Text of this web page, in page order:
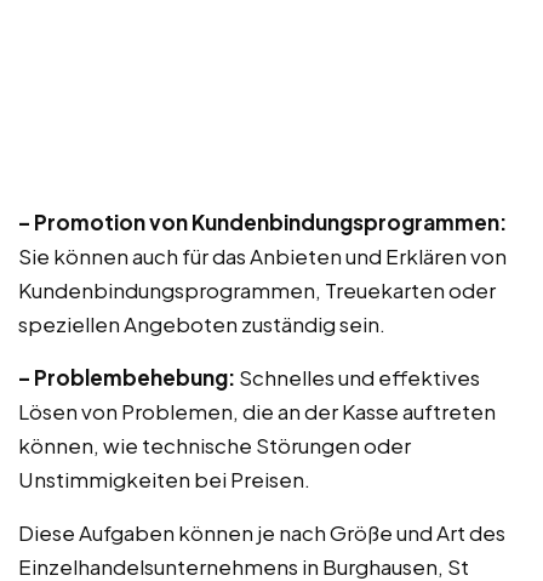
– Promotion von Kundenbindungsprogrammen:
Sie können auch für das Anbieten und Erklären von
Kundenbindungsprogrammen, Treuekarten oder
speziellen Angeboten zuständig sein.
– Problembehebung: Schnelles und effektives
Lösen von Problemen, die an der Kasse auftreten
können, wie technische Störungen oder
Unstimmigkeiten bei Preisen.
Diese Aufgaben können je nach Größe und Art des
Einzelhandelsunternehmens in Burghausen, St